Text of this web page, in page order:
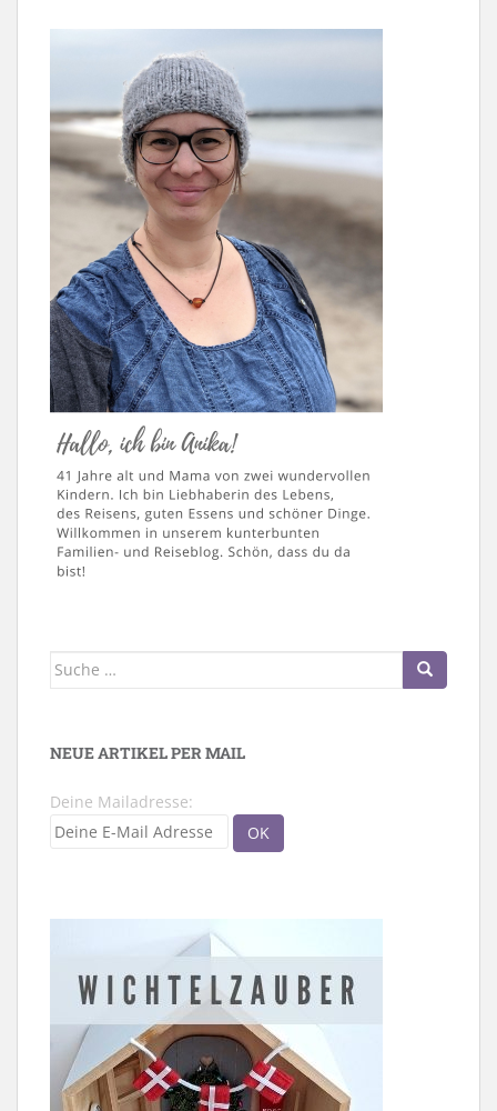
Suche
NEUE ARTIKEL PER MAIL
Deine Mailadresse: